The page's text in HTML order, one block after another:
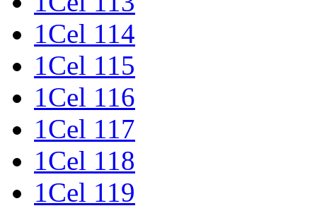
1Cel 114
1Cel 115
1Cel 116
1Cel 117
1Cel 118
1Cel 119